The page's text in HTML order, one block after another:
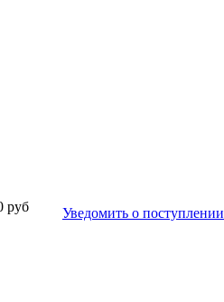
руб
Уведомить о поступлении